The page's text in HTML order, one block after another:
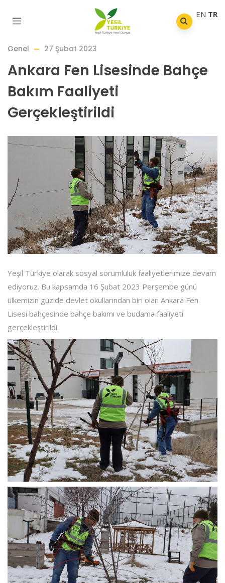
Genel 27 Şubat 2023
Ankara Fen Lisesinde Bahçe
Bakım Faaliyeti
Gerçekleştirildi
Yeşil Türkiye olarak sosyal sorumluluk faaliyetlerimize devam
ediyoruz. Bu kapsamda 16 Şubat 2023 Perşembe günü
ülkemizin güzide devlet okullarından biri olan Ankara Fen
Lisesi bahçesinde bahçe bakımı ve budama faaliyeti
gerçekleştirildi.
EN TR